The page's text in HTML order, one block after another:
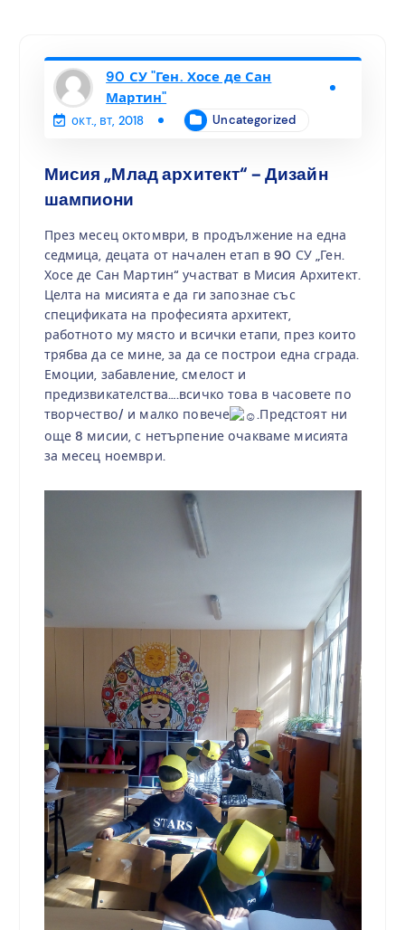
90 СУ "Ген. Хосе де Сан
Мартин"
окт., вт, 2018 Uncategorized
Мисия „Млад архитект“ – Дизайн
шампиони
През месец октомври, в продължение на една
седмица, децата от начален етап в 90 СУ „Ген.
Хосе де Сан Мартин“ участват в Мисия Архитект.
Целта на мисията е да ги запознае със
спецификата на професията архитект,
работното му място и всички етапи, през които
трябва да се мине, за да се построи една сграда.
Емоции, забавление, смелост и
предизвикателства….всичко това в часовете по
творчество/ и малко повече
.Предстоят ни
още 8 мисии, с нетърпение очакваме мисията
за месец ноември.